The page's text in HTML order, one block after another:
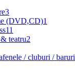
3
(DVD,CD)1
11
teatru2
/ cluburi / baruri